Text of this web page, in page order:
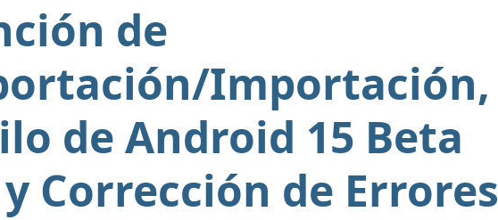
de
Importación,
de Android 15 Beta
Corrección de Errores